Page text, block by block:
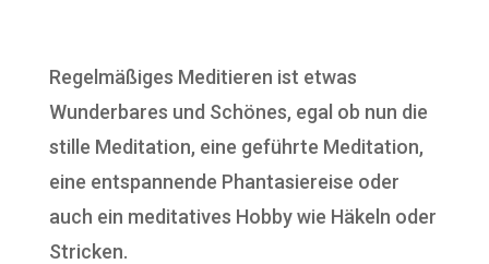
Regelmäßiges Meditieren ist etwas
Wunderbares und Schönes, egal ob nun die
stille Meditation, eine geführte Meditation,
eine entspannende Phantasiereise oder
auch ein meditatives Hobby wie Häkeln oder
Stricken.